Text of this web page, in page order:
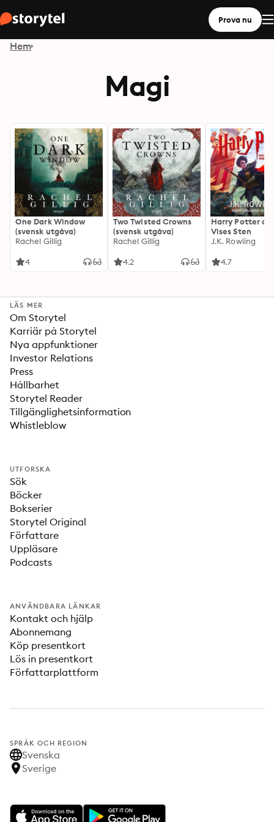
Prova nu
Hem
Magi
One Dark Window
(svensk utgåva)
Rachel Gillig
4
Two Twisted Crowns
(svensk utgåva)
Rachel Gillig
4.2
Harry Potter
Vises Sten
J.K. Rowling
4.7
LÄS MER
Om Storytel
Karriär på Storytel
Nya appfunktioner
Investor Relations
Press
Hållbarhet
Storytel Reader
Tillgänglighetsinformation
Whistleblow
UTFORSKA
Sök
Böcker
Bokserier
Storytel Original
Författare
Uppläsare
Podcasts
ANVÄNDBARA LÄNKAR
Kontakt och hjälp
Abonnemang
Köp presentkort
Lös in presentkort
Författarplattform
SPRÅK OCH REGION
Svenska
Sverige